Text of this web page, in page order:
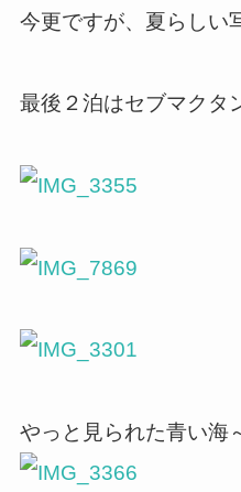
今更ですが、夏らしい
最後２泊はセブマクタ
やっと見られた青い海